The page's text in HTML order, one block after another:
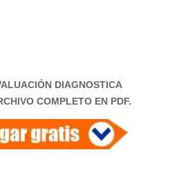
DIAGNOSTICA
COMPLETO EN PDF.